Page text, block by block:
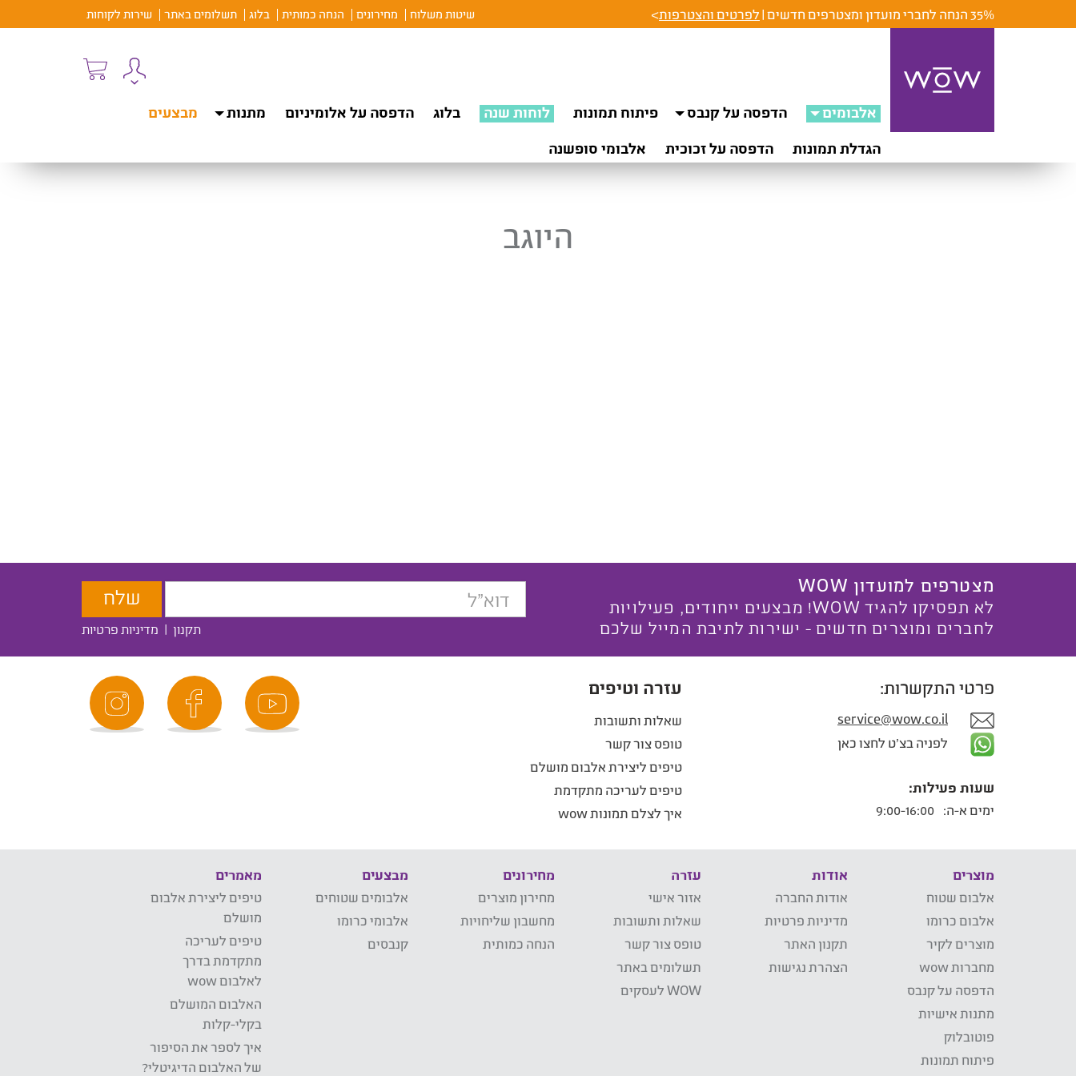
35% הנחה לחברי מועדון ומצטרפים חדשים | לפרטים והצטרפות> שיטות משלוח מחירונים הנחה כמותית בלוג תשלומים באתר שירות לקוחות
אלבומים הדפסה על קנבס פיתוח תמונות לוחות שנה בלוג הדפסה על אלומיניום מתנות
מבצעים
הגדלת תמונות
הדפסה על זכוכית אלבומי סופשנה
היוגב
מצטרפים למועדון WOW
לא תפסיקו להגיד WOW! מבצעים ייחודים, פעילויות
לחברים ומוצרים חדשים - ישירות לתיבת המייל שלכם
תקנון | מדיניות פרטיות
פרטי התקשרות:
service@wow.co.il
לפניה בצ'ט לחצו כאן
שעות פעילות:
ימים א-ה:
עזרה וטיפים
שאלות ותשובות
טופס צור קשר
טיפים ליצירת אלבום מושלם
טיפים לעריכה מתקדמת
איך לצלם תמונות wow
מוצרים
אלבום שטוח
אלבום כרומו
מוצרים לקיר
מחברות wow
הדפסה על קנבס
מתנות אישיות
פוטובלוק
פיתוח תמונות
אודות
אודות החברה
מדיניות פרטיות
תקנון האתר
הצהרת נגישות
עזרה
אזור אישי
שאלות ותשובות
טופס צור קשר
תשלומים באתר
WOW לעסקים
מחירונים
מחירון מוצרים
מחשבון שליחויות
הנחה כמותית
מבצעים
אלבומים שטוחים
אלבומי כרומו
קנבסים
מאמרים
טיפים ליצירת אלבום
מושלם
טיפים לעריכה
מתקדמת בדרך
לאלבום wow
האלבום המושלם
בקלי-קלות
איך לספר את הסיפור
של האלבום הדיגיטלי?